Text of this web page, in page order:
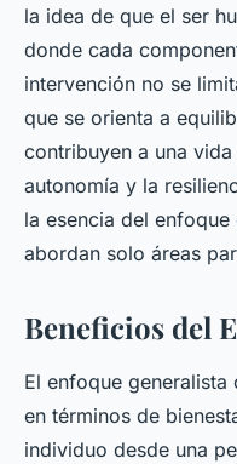
la idea de que el ser
donde cada
intervención no se
que se orienta a
contribuyen a una
autonomía y la
la esencia del
abordan solo áreas
Beneficios del
El enfoque
en términos de
individuo desde una